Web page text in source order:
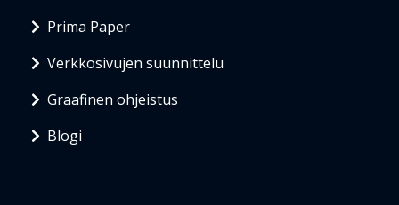
Prima Paper
Verkkosivujen suunnittelu
Graafinen ohjeistus
Blogi